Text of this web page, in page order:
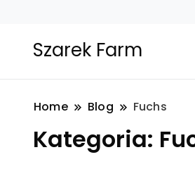
Szarek Farm
Home Blog Fuchs
Kategoria: